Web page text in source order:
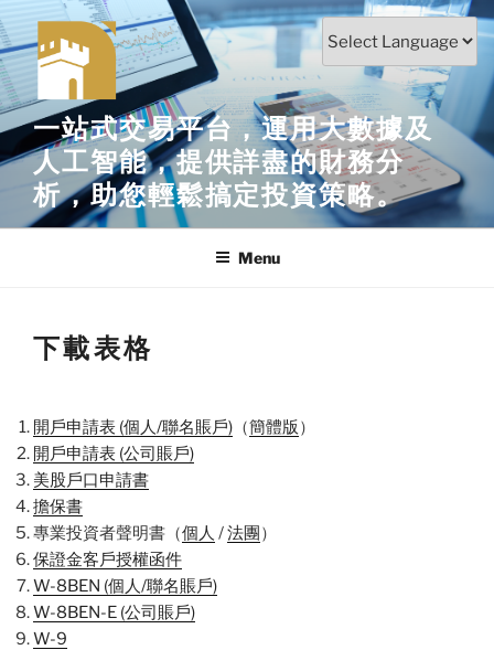
to
content
一站式交易平台，運用大數據及
人工智能，提供詳盡的財務分
析，助您輕鬆搞定投資策略。
Menu
下載表格
開戶申請表 (個人/聯名賬戶) （簡體版）
開戶申請表 (公司賬戶)
美股戶口申請書
擔保書
專業投資者聲明書（個人 /法團）
保證金客戶授權函件
W-8BEN (個人/聯名賬戶)
W-8BEN-E (公司賬戶)
W-9